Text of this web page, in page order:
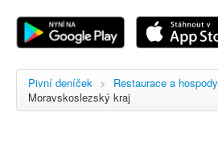
Registrace
Pivní deníček > Restaurace a hospody
Moravskoslezský kraj